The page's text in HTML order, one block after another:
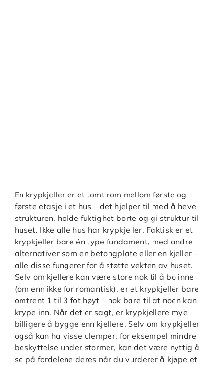
En krypkjeller er et tomt rom mellom første og
første etasje i et hus – det hjelper til med å heve
strukturen, holde fuktighet borte og gi struktur til
huset. Ikke alle hus har krypkjeller. Faktisk er et
krypkjeller bare én type fundament, med andre
alternativer som en betongplate eller en kjeller –
alle disse fungerer for å støtte vekten av huset.
Selv om kjellere kan være store nok til å bo inne
(om enn ikke for romantisk), er et krypkjeller bare
omtrent 1 til 3 fot høyt – nok bare til at noen kan
krype inn. Når det er sagt, er krypkjellere mye
billigere å bygge enn kjellere. Selv om krypkjeller
også kan ha visse ulemper, for eksempel mindre
beskyttelse under stormer, kan det være nyttig å
se på fordelene deres når du vurderer å kjøpe et